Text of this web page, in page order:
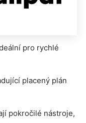
pro rychlé
placený plán
pokročilé nástroje,